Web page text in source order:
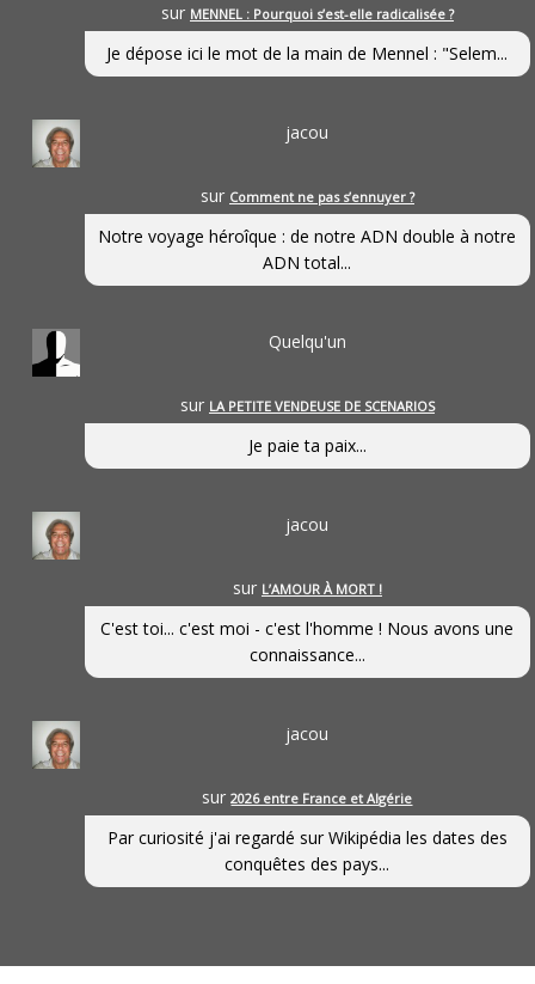
sur MENNEL : Pourquoi s’est-elle radicalisée ?
Je dépose ici le mot de la main de Mennel : "Selem...
jacou
sur Comment ne pas s’ennuyer ?
Notre voyage héroîque : de notre ADN double à notre
ADN total...
Quelqu'un
sur LA PETITE VENDEUSE DE SCENARIOS
Je paie ta paix...
jacou
sur L’AMOUR À MORT !
C'est toi... c'est moi - c'est l'homme ! Nous avons une
connaissance...
jacou
sur2026 entre France et Algérie
Par curiosité j'ai regardé sur Wikipédia les dates des
conquêtes des pays...